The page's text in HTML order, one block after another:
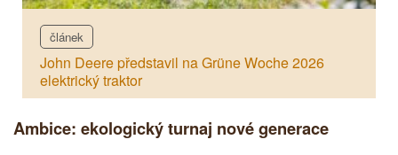
článek
John Deere představil na Grüne Woche 2026
elektrický traktor
Ambice: ekologický turnaj nové generace